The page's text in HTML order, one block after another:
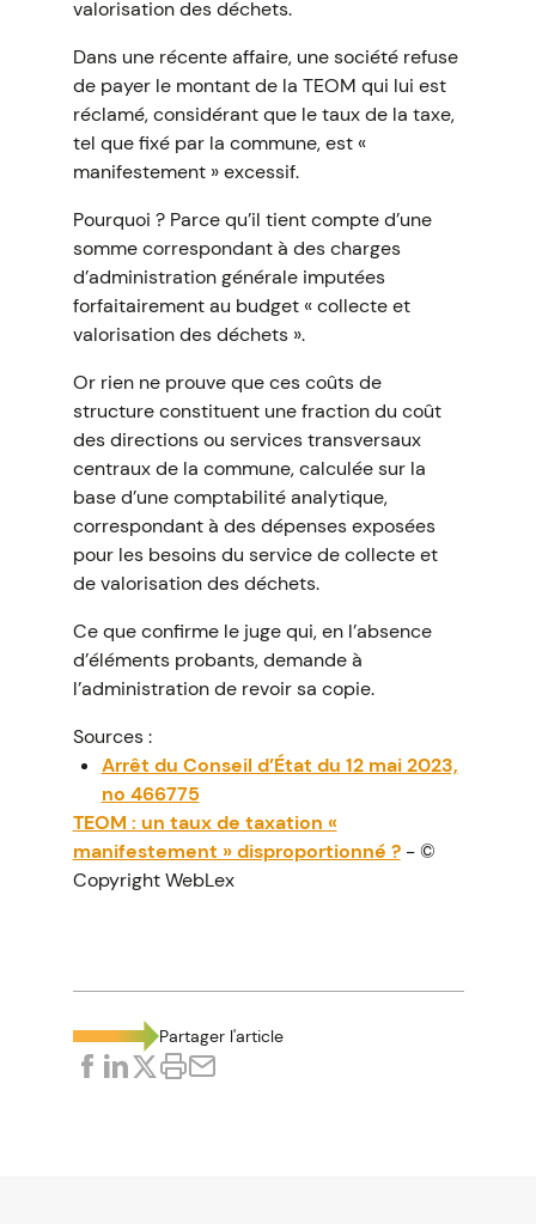
valorisation des déchets.
Dans une récente affaire, une société refuse
de payer le montant de la TEOM qui lui est
réclamé, considérant que le taux de la taxe,
tel que fixé par la commune, est «
manifestement » excessif.
Pourquoi ? Parce qu’il tient compte d’une
somme correspondant à des charges
d’administration générale imputées
forfaitairement au budget « collecte et
valorisation des déchets ».
Or rien ne prouve que ces coûts de
structure constituent une fraction du coût
des directions ou services transversaux
centraux de la commune, calculée sur la
base d’une comptabilité analytique,
correspondant à des dépenses exposées
pour les besoins du service de collecte et
de valorisation des déchets.
Ce que confirme le juge qui, en l’absence
d’éléments probants, demande à
l’administration de revoir sa copie.
Sources :
Arrêt du Conseil d’État du 12 mai 2023,
no 466775
TEOM : un taux de taxation «
manifestement » disproportionné ?- ©
Copyright WebLex
Partager l'article